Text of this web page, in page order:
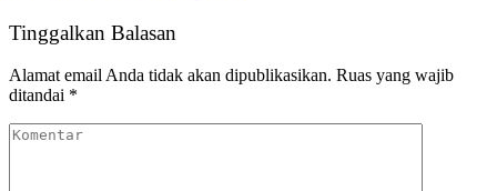
Tinggalkan Balasan
Alamat email Anda tidak akan dipublikasikan. Ruas yang wajib
ditandai *